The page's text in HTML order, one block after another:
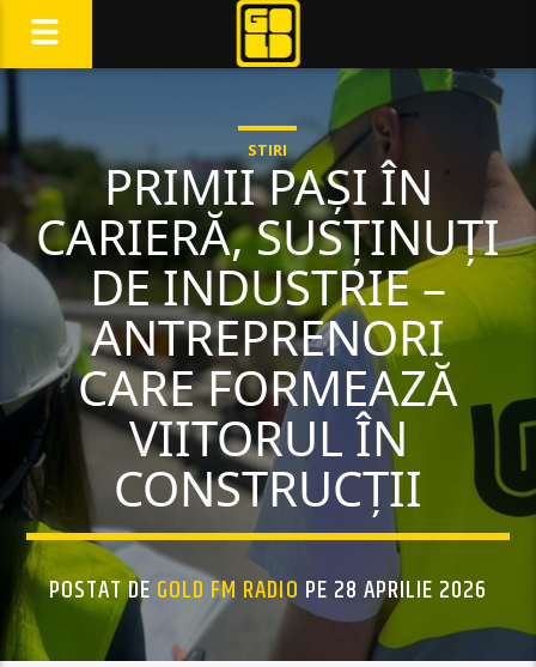
STIRI
PRIMII PAȘI ÎN
CARIERĂ, SUSȚINUȚI
DE INDUSTRIE –
ANTREPRENORI
CARE FORMEAZĂ
VIITORUL ÎN
CONSTRUCȚII
POSTAT DE GOLD FM RADIO PE 28 APRILIE 2026